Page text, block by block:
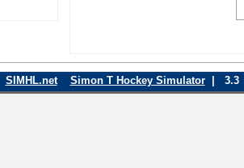
SIMHL.net Simon T Hockey Simulator| 3.3